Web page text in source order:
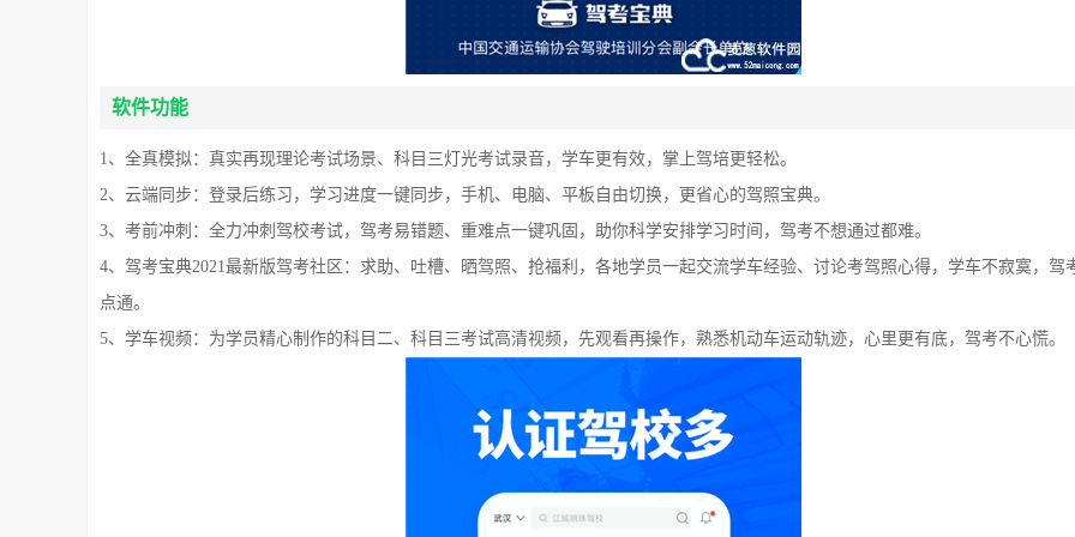
软件功能
1、全真模拟：真实再现理论考试场景、科目三灯光考试录音，学车更有效，掌上驾培更轻松。
2、云端同步：登录后练习，学习进度一键同步，手机、电脑、平板自由切换，更省心的驾照宝典。
3、考前冲刺：全力冲刺驾校考试，驾考易错题、重难点一键巩固，助你科学安排学习时间，驾考不想通过都难。
4、驾考宝典2021最新版驾考社区：求助、吐槽、晒驾照、抢福利，各地学员一起交流学车经验、讨论考驾照心得，学车不寂寞，驾
点通。
5、学车视频：为学员精心制作的科目二、科目三考试高清视频，先观看再操作，熟悉机动车运动轨迹，心里更有底，驾考不心慌。